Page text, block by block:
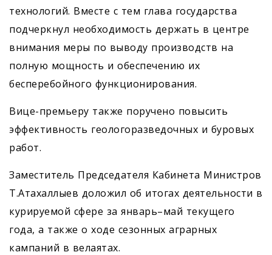
технологий. Вместе с тем глава государства
подчеркнул необходимость держать в центре
внимания меры по выводу производств на
полную мощность и обеспечению их
бесперебойного функционирования.
Вице-премьеру также поручено повысить
эффективность геологоразведочных и буровых
работ.
Заместитель Председателя Кабинета Министров
Т.Атахаллыев доложил об итогах деятельности в
курируемой сфере за январь–май текущего
года, а также о ходе сезонных аграрных
кампаний в велаятах.